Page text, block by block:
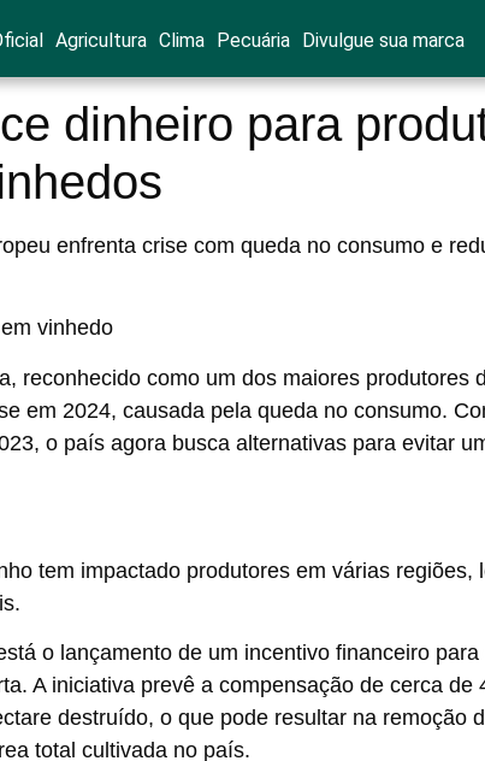
Agricultura Clima Pecuária Divulgue sua marca
dinheiro para
enfrenta crise com queda no consumo e
reconhecido como um dos maiores produtores
em 2024, causada pela queda no consumo.
o país agora busca alternativas para evitar
tem impactado produtores em várias regiões,
o lançamento de um incentivo financeiro
A iniciativa prevê a compensação de cerca de
destruído, o que pode resultar na remoção
total cultivada no país.